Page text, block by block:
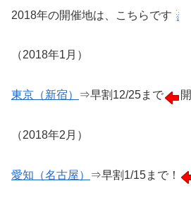
2018年の開催地は、こちらです
（2018年1月）
東京（新宿） ⇒早割12/25まで
（2018年2月）
愛知（名古屋） ⇒早割1/15まで！